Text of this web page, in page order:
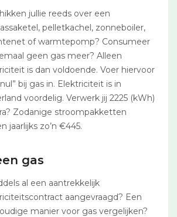
jullie reeds over een
pelletkachel, zonneboiler,
of warmtepomp? Consumeer
geen gas meer? Alleen
is dan voldoende. Voer hiervoor
bij gas in. Elektriciteit is in
voordelig. Verwerk jij 2225 (kWh)
Zodanige stroompakketten
jaarlijks zo’n €445.
gas
al een aantrekkelijk
aangevraagd? Een
manier voor gas vergelijken?